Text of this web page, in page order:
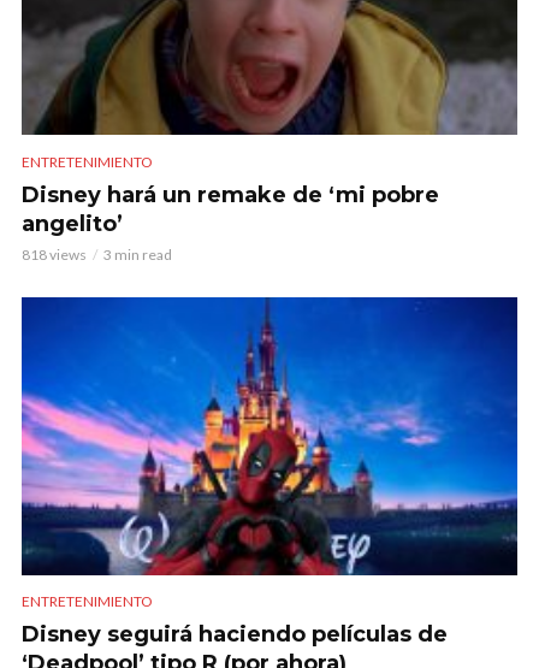
ENTRETENIMIENTO
Disney hará un remake de ‘mi pobre
angelito’
818 views 3 min read
ENTRETENIMIENTO
Disney seguirá haciendo películas de